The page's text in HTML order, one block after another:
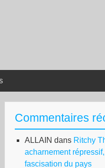
Commentaires
ALLAIN dans Ritchy
acharnement
fascisation du pays